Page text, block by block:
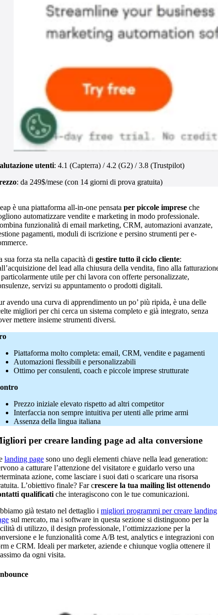
utenti: 4.1 (Capterra) / 4.2 (G2) / 3.8 (Trustpilot)
: da 249$/mese (con 14 giorni di prova gratuita)
è una piattaforma all-in-one pensata per piccole imprese che
automatizzare vendite e marketing in modo professionale.
funzionalità di email marketing, CRM, automazioni avanzate,
pagamenti, moduli di iscrizione e persino strumenti per e-
sua forza sta nella capacità di gestire tutto il ciclo cliente:
del lead alla chiusura della vendita, fino alla
utile per chi lavora con offerte personalizzate,
servizi su appuntamento o prodotti digitali.
avendo una curva di apprendimento un po’ più ripida, è una delle
migliori per chi cerca un sistema completo e già integrato, senza
mettere insieme strumenti diversi.
Piattaforma molto completa: email, CRM, vendite e pagamenti
Automazioni flessibili e personalizzabili
Ottimo per consulenti, coach e piccole imprese strutturate
Prezzo iniziale elevato rispetto ad altri competitor
Interfaccia non sempre intuitiva per utenti alle prime armi
Assenza della lingua italiana
per creare landing page ad alta conversione
landing page sono uno degli elementi chiave nella lead generation:
a catturare l’attenzione del visitatore e guidarlo verso una
azione, come lasciare i suoi dati o scaricare una risorsa
L’obiettivo finale? Far crescere la tua mailing list ottenendo
qualificati che interagiscono con le tue comunicazioni.
già testato nel dettaglio i migliori programmi per creare landing
sul mercato, ma i software in questa sezione si distinguono per la
di utilizzo, il design professionale, l’ottimizzazione per la
e le funzionalità come A/B test, analytics e integrazioni con
e CRM. Ideali per marketer, aziende e chiunque voglia ottenere il
da ogni visita.